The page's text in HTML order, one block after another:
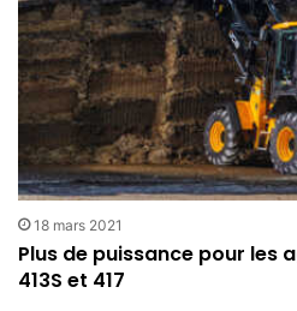
18 mars 2021
Plus de puissance pour les
413S et 417